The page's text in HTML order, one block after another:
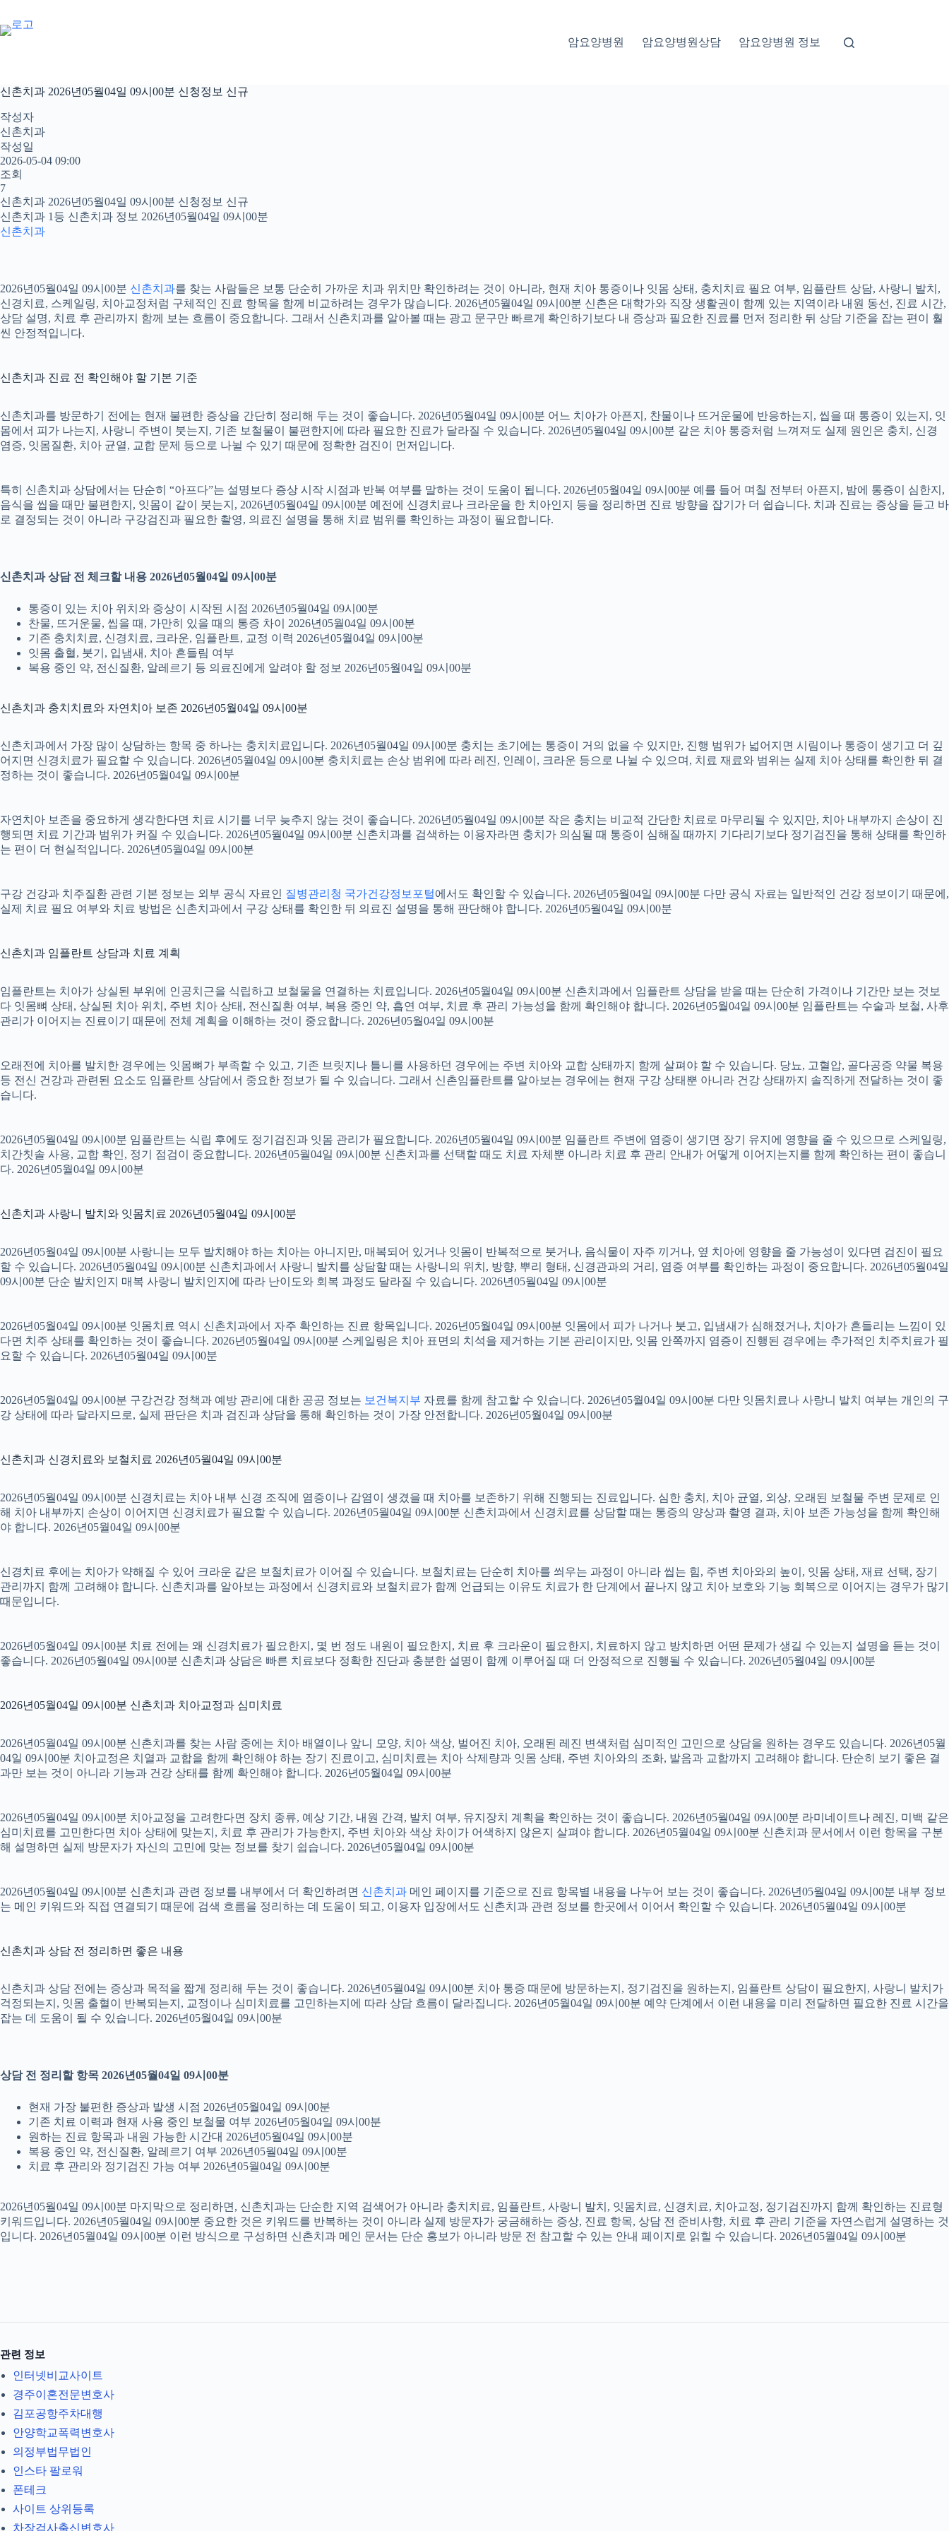
으
뛰
기
암요양병원 암요양병원상담 암요양병원 정보
신촌치과 2026년05월04일 09시00분 신청정보 신규
작성자
신촌치과
작성일
2026-05-04 09:00
조회
7
신촌치과 2026년05월04일 09시00분 신청정보 신규
신촌치과 1등 신촌치과 정보 2026년05월04일 09시00분
신촌치과
2026년05월04일 09시00분 신촌치과를 찾는 사람들은 보통 단순히 가까운 치과 위치만 확인하려는 것이 아니라, 현재 치아 통증이나 잇몸 상태, 충치치료 필요 여부, 임플란트 상담, 사랑니 발치,
신경치료, 스케일링, 치아교정처럼 구체적인 진료 항목을 함께 비교하려는 경우가 많습니다. 2026년05월04일 09시00분 신촌은 대학가와 직장 생활권이 함께 있는 지역이라 내원 동선, 진료 시간,
상담 설명, 치료 후 관리까지 함께 보는 흐름이 중요합니다. 그래서 신촌치과를 알아볼 때는 광고 문구만 빠르게 확인하기보다 내 증상과 필요한 진료를 먼저 정리한 뒤 상담 기준을 잡는 편이 훨
씬 안정적입니다.
신촌치과 진료 전 확인해야 할 기본 기준
신촌치과를 방문하기 전에는 현재 불편한 증상을 간단히 정리해 두는 것이 좋습니다. 2026년05월04일 09시00분 어느 치아가 아픈지, 찬물이나 뜨거운물에 반응하는지, 씹을 때 통증이 있는지, 잇
몸에서 피가 나는지, 사랑니 주변이 붓는지, 기존 보철물이 불편한지에 따라 필요한 진료가 달라질 수 있습니다. 2026년05월04일 09시00분 같은 치아 통증처럼 느껴져도 실제 원인은 충치, 신경
염증, 잇몸질환, 치아 균열, 교합 문제 등으로 나뉠 수 있기 때문에 정확한 검진이 먼저입니다.
특히 신촌치과 상담에서는 단순히 “아프다”는 설명보다 증상 시작 시점과 반복 여부를 말하는 것이 도움이 됩니다. 2026년05월04일 09시00분 예를 들어 며칠 전부터 아픈지, 밤에 통증이 심한지,
음식을 씹을 때만 불편한지, 잇몸이 같이 붓는지, 2026년05월04일 09시00분 예전에 신경치료나 크라운을 한 치아인지 등을 정리하면 진료 방향을 잡기가 더 쉽습니다. 치과 진료는 증상을 듣고 바
로 결정되는 것이 아니라 구강검진과 필요한 촬영, 의료진 설명을 통해 치료 범위를 확인하는 과정이 필요합니다.
신촌치과 상담 전 체크할 내용 2026년05월04일 09시00분
통증이 있는 치아 위치와 증상이 시작된 시점 2026년05월04일 09시00분
찬물, 뜨거운물, 씹을 때, 가만히 있을 때의 통증 차이 2026년05월04일 09시00분
기존 충치치료, 신경치료, 크라운, 임플란트, 교정 이력 2026년05월04일 09시00분
잇몸 출혈, 붓기, 입냄새, 치아 흔들림 여부
복용 중인 약, 전신질환, 알레르기 등 의료진에게 알려야 할 정보 2026년05월04일 09시00분
신촌치과 충치치료와 자연치아 보존 2026년05월04일 09시00분
신촌치과에서 가장 많이 상담하는 항목 중 하나는 충치치료입니다. 2026년05월04일 09시00분 충치는 초기에는 통증이 거의 없을 수 있지만, 진행 범위가 넓어지면 시림이나 통증이 생기고 더 깊
어지면 신경치료가 필요할 수 있습니다. 2026년05월04일 09시00분 충치치료는 손상 범위에 따라 레진, 인레이, 크라운 등으로 나뉠 수 있으며, 치료 재료와 범위는 실제 치아 상태를 확인한 뒤 결
정하는 것이 좋습니다. 2026년05월04일 09시00분
자연치아 보존을 중요하게 생각한다면 치료 시기를 너무 늦추지 않는 것이 좋습니다. 2026년05월04일 09시00분 작은 충치는 비교적 간단한 치료로 마무리될 수 있지만, 치아 내부까지 손상이 진
행되면 치료 기간과 범위가 커질 수 있습니다. 2026년05월04일 09시00분 신촌치과를 검색하는 이용자라면 충치가 의심될 때 통증이 심해질 때까지 기다리기보다 정기검진을 통해 상태를 확인하
는 편이 더 현실적입니다. 2026년05월04일 09시00분
구강 건강과 치주질환 관련 기본 정보는 외부 공식 자료인 질병관리청 국가건강정보포털에서도 확인할 수 있습니다. 2026년05월04일 09시00분 다만 공식 자료는 일반적인 건강 정보이기 때문에,
실제 치료 필요 여부와 치료 방법은 신촌치과에서 구강 상태를 확인한 뒤 의료진 설명을 통해 판단해야 합니다. 2026년05월04일 09시00분
신촌치과 임플란트 상담과 치료 계획
임플란트는 치아가 상실된 부위에 인공치근을 식립하고 보철물을 연결하는 치료입니다. 2026년05월04일 09시00분 신촌치과에서 임플란트 상담을 받을 때는 단순히 가격이나 기간만 보는 것보
다 잇몸뼈 상태, 상실된 치아 위치, 주변 치아 상태, 전신질환 여부, 복용 중인 약, 흡연 여부, 치료 후 관리 가능성을 함께 확인해야 합니다. 2026년05월04일 09시00분 임플란트는 수술과 보철, 사후
관리가 이어지는 진료이기 때문에 전체 계획을 이해하는 것이 중요합니다. 2026년05월04일 09시00분
오래전에 치아를 발치한 경우에는 잇몸뼈가 부족할 수 있고, 기존 브릿지나 틀니를 사용하던 경우에는 주변 치아와 교합 상태까지 함께 살펴야 할 수 있습니다. 당뇨, 고혈압, 골다공증 약물 복용
등 전신 건강과 관련된 요소도 임플란트 상담에서 중요한 정보가 될 수 있습니다. 그래서 신촌임플란트를 알아보는 경우에는 현재 구강 상태뿐 아니라 건강 상태까지 솔직하게 전달하는 것이 좋
습니다.
2026년05월04일 09시00분 임플란트는 식립 후에도 정기검진과 잇몸 관리가 필요합니다. 2026년05월04일 09시00분 임플란트 주변에 염증이 생기면 장기 유지에 영향을 줄 수 있으므로 스케일링,
치간칫솔 사용, 교합 확인, 정기 점검이 중요합니다. 2026년05월04일 09시00분 신촌치과를 선택할 때도 치료 자체뿐 아니라 치료 후 관리 안내가 어떻게 이어지는지를 함께 확인하는 편이 좋습니
다. 2026년05월04일 09시00분
신촌치과 사랑니 발치와 잇몸치료 2026년05월04일 09시00분
2026년05월04일 09시00분 사랑니는 모두 발치해야 하는 치아는 아니지만, 매복되어 있거나 잇몸이 반복적으로 붓거나, 음식물이 자주 끼거나, 옆 치아에 영향을 줄 가능성이 있다면 검진이 필요
할 수 있습니다. 2026년05월04일 09시00분 신촌치과에서 사랑니 발치를 상담할 때는 사랑니의 위치, 방향, 뿌리 형태, 신경관과의 거리, 염증 여부를 확인하는 과정이 중요합니다. 2026년05월04일
09시00분 단순 발치인지 매복 사랑니 발치인지에 따라 난이도와 회복 과정도 달라질 수 있습니다. 2026년05월04일 09시00분
2026년05월04일 09시00분 잇몸치료 역시 신촌치과에서 자주 확인하는 진료 항목입니다. 2026년05월04일 09시00분 잇몸에서 피가 나거나 붓고, 입냄새가 심해졌거나, 치아가 흔들리는 느낌이 있
다면 치주 상태를 확인하는 것이 좋습니다. 2026년05월04일 09시00분 스케일링은 치아 표면의 치석을 제거하는 기본 관리이지만, 잇몸 안쪽까지 염증이 진행된 경우에는 추가적인 치주치료가 필
요할 수 있습니다. 2026년05월04일 09시00분
2026년05월04일 09시00분 구강건강 정책과 예방 관리에 대한 공공 정보는 보건복지부 자료를 함께 참고할 수 있습니다. 2026년05월04일 09시00분 다만 잇몸치료나 사랑니 발치 여부는 개인의 구
강 상태에 따라 달라지므로, 실제 판단은 치과 검진과 상담을 통해 확인하는 것이 가장 안전합니다. 2026년05월04일 09시00분
신촌치과 신경치료와 보철치료 2026년05월04일 09시00분
2026년05월04일 09시00분 신경치료는 치아 내부 신경 조직에 염증이나 감염이 생겼을 때 치아를 보존하기 위해 진행되는 진료입니다. 심한 충치, 치아 균열, 외상, 오래된 보철물 주변 문제로 인
해 치아 내부까지 손상이 이어지면 신경치료가 필요할 수 있습니다. 2026년05월04일 09시00분 신촌치과에서 신경치료를 상담할 때는 통증의 양상과 촬영 결과, 치아 보존 가능성을 함께 확인해
야 합니다. 2026년05월04일 09시00분
신경치료 후에는 치아가 약해질 수 있어 크라운 같은 보철치료가 이어질 수 있습니다. 보철치료는 단순히 치아를 씌우는 과정이 아니라 씹는 힘, 주변 치아와의 높이, 잇몸 상태, 재료 선택, 장기
관리까지 함께 고려해야 합니다. 신촌치과를 알아보는 과정에서 신경치료와 보철치료가 함께 언급되는 이유도 치료가 한 단계에서 끝나지 않고 치아 보호와 기능 회복으로 이어지는 경우가 많기
때문입니다.
2026년05월04일 09시00분 치료 전에는 왜 신경치료가 필요한지, 몇 번 정도 내원이 필요한지, 치료 후 크라운이 필요한지, 치료하지 않고 방치하면 어떤 문제가 생길 수 있는지 설명을 듣는 것이
좋습니다. 2026년05월04일 09시00분 신촌치과 상담은 빠른 치료보다 정확한 진단과 충분한 설명이 함께 이루어질 때 더 안정적으로 진행될 수 있습니다. 2026년05월04일 09시00분
2026년05월04일 09시00분 신촌치과 치아교정과 심미치료
2026년05월04일 09시00분 신촌치과를 찾는 사람 중에는 치아 배열이나 앞니 모양, 치아 색상, 벌어진 치아, 오래된 레진 변색처럼 심미적인 고민으로 상담을 원하는 경우도 있습니다. 2026년05월
04일 09시00분 치아교정은 치열과 교합을 함께 확인해야 하는 장기 진료이고, 심미치료는 치아 삭제량과 잇몸 상태, 주변 치아와의 조화, 발음과 교합까지 고려해야 합니다. 단순히 보기 좋은 결
과만 보는 것이 아니라 기능과 건강 상태를 함께 확인해야 합니다. 2026년05월04일 09시00분
2026년05월04일 09시00분 치아교정을 고려한다면 장치 종류, 예상 기간, 내원 간격, 발치 여부, 유지장치 계획을 확인하는 것이 좋습니다. 2026년05월04일 09시00분 라미네이트나 레진, 미백 같은
심미치료를 고민한다면 치아 상태에 맞는지, 치료 후 관리가 가능한지, 주변 치아와 색상 차이가 어색하지 않은지 살펴야 합니다. 2026년05월04일 09시00분 신촌치과 문서에서 이런 항목을 구분
해 설명하면 실제 방문자가 자신의 고민에 맞는 정보를 찾기 쉽습니다. 2026년05월04일 09시00분
2026년05월04일 09시00분 신촌치과 관련 정보를 내부에서 더 확인하려면 신촌치과 메인 페이지를 기준으로 진료 항목별 내용을 나누어 보는 것이 좋습니다. 2026년05월04일 09시00분 내부 정보
는 메인 키워드와 직접 연결되기 때문에 검색 흐름을 정리하는 데 도움이 되고, 이용자 입장에서도 신촌치과 관련 정보를 한곳에서 이어서 확인할 수 있습니다. 2026년05월04일 09시00분
신촌치과 상담 전 정리하면 좋은 내용
신촌치과 상담 전에는 증상과 목적을 짧게 정리해 두는 것이 좋습니다. 2026년05월04일 09시00분 치아 통증 때문에 방문하는지, 정기검진을 원하는지, 임플란트 상담이 필요한지, 사랑니 발치가
걱정되는지, 잇몸 출혈이 반복되는지, 교정이나 심미치료를 고민하는지에 따라 상담 흐름이 달라집니다. 2026년05월04일 09시00분 예약 단계에서 이런 내용을 미리 전달하면 필요한 진료 시간을
잡는 데 도움이 될 수 있습니다. 2026년05월04일 09시00분
상담 전 정리할 항목 2026년05월04일 09시00분
현재 가장 불편한 증상과 발생 시점 2026년05월04일 09시00분
기존 치료 이력과 현재 사용 중인 보철물 여부 2026년05월04일 09시00분
원하는 진료 항목과 내원 가능한 시간대 2026년05월04일 09시00분
복용 중인 약, 전신질환, 알레르기 여부 2026년05월04일 09시00분
치료 후 관리와 정기검진 가능 여부 2026년05월04일 09시00분
2026년05월04일 09시00분 마지막으로 정리하면, 신촌치과는 단순한 지역 검색어가 아니라 충치치료, 임플란트, 사랑니 발치, 잇몸치료, 신경치료, 치아교정, 정기검진까지 함께 확인하는 진료형
키워드입니다. 2026년05월04일 09시00분 중요한 것은 키워드를 반복하는 것이 아니라 실제 방문자가 궁금해하는 증상, 진료 항목, 상담 전 준비사항, 치료 후 관리 기준을 자연스럽게 설명하는 것
입니다. 2026년05월04일 09시00분 이런 방식으로 구성하면 신촌치과 메인 문서는 단순 홍보가 아니라 방문 전 참고할 수 있는 안내 페이지로 읽힐 수 있습니다. 2026년05월04일 09시00분
관련 정보
인터넷비교사이트
경주이혼전문변호사
김포공항주차대행
안양학교폭력변호사
의정부법무법인
인스타 팔로워
폰테크
사이트 상위등록
차장검사출신변호사